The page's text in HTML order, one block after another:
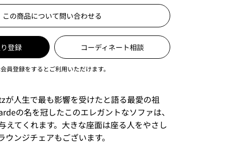
この商品について問い合わせる
登録 コーディネート相談
員登録をするとご利用いただけます。
人生で最も影響を受けたと語る最愛の祖
の名を冠したこのエレガントなソファは、
えてくれます。大きな座面は座る人をやさし
ウンジチェアもございます。